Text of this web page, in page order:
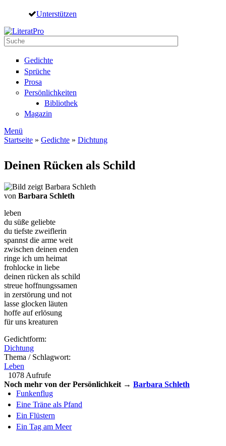
Direkt zum Inhalt
Unterstützen
Suche
Gedichte
Sprüche
Prosa
Persönlichkeiten
Bibliothek
Magazin
Menü
Startseite » Gedichte » Dichtung
Deinen Rücken als Schild
von Barbara Schleth
leben
du süße geliebte
du tiefste zweiflerin
spannst die arme weit
zwischen deinen enden
ringe ich um heimat
frohlocke in liebe
deinen rücken als schild
streue hoffnungssamen
in zerstörung und not
lasse glocken läuten
hoffe auf erlösung
für uns kreaturen
Gedichtform:
Dichtung
Thema / Schlagwort:
Leben
1078 Aufrufe
Noch mehr von der Persönlichkeit → Barbara Schleth
Funkenflug
Eine Träne als Pfand
Ein Flüstern
Ein Tag am Meer